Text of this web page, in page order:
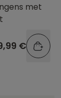
met
€